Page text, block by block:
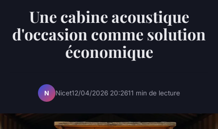
Une cabine acoustique
d'occasion comme solution
économique
N Nicet12/04/2026 20:2611 min de lecture